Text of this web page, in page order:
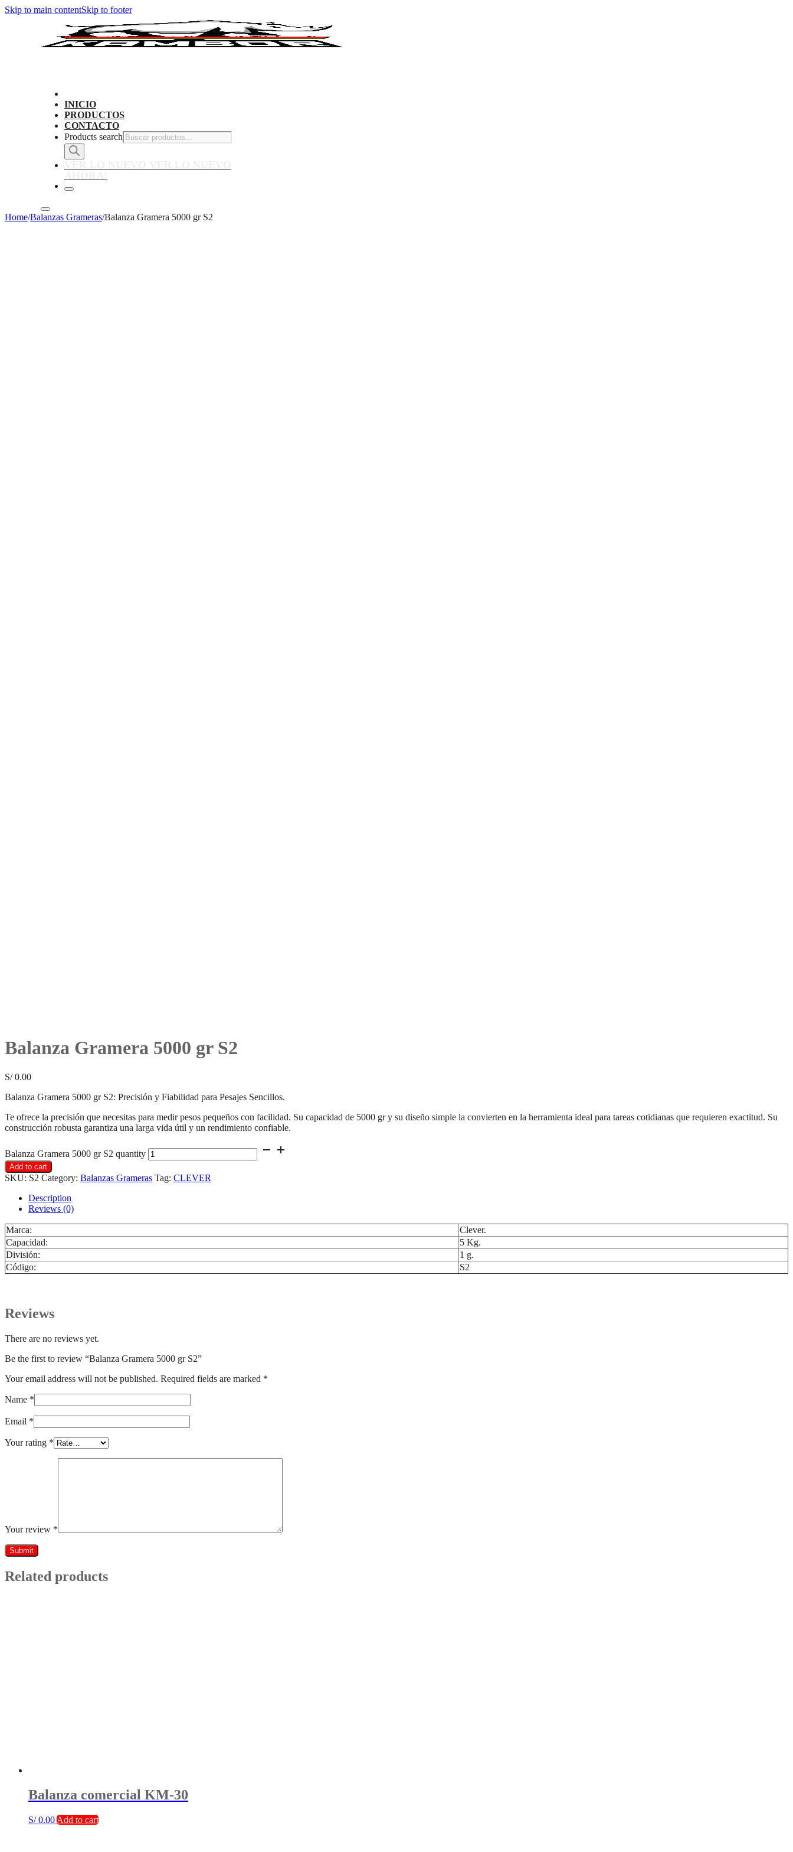
Skip to main contentSkip to footer
INICIO
PRODUCTOS
CONTACTO
Products search
Home/Balanzas Grameras/Balanza Gramera 5000 gr S2
Balanza Gramera 5000 gr S2
S/0.00
Balanza Gramera 5000 gr S2: Precisión y Fiabilidad para Pesajes Sencillos.
Te ofrece la precisión que necesitas para medir pesos pequeños con facilidad. Su capacidad de 5000 gr y su diseño simple la convierten en la herramienta ideal para tareas cotidianas que requieren exactitud. Su
construcción robusta garantiza una larga vida útil y un rendimiento confiable.
Balanza Gramera 5000 gr S2 quantity
Add to cart
SKU: S2 Category: Balanzas Grameras Tag: CLEVER
Description
Reviews (0)
Marca:
Clever.
Capacidad:
5 Kg.
División:
1 g.
Código:
S2
Reviews
There are no reviews yet.
Be the first to review “Balanza Gramera 5000 gr S2”
Your email address will not be published. Required fields are marked *
Name *
Email *
Your rating *
Your review *
Related products
Balanza comercial KM-30
S/0.00Add to cart